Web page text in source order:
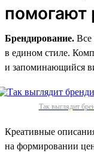
помогают
Брендирование. Все
в едином стиле.
и запоминающийся
Так выглядит
Креативные
на формировании